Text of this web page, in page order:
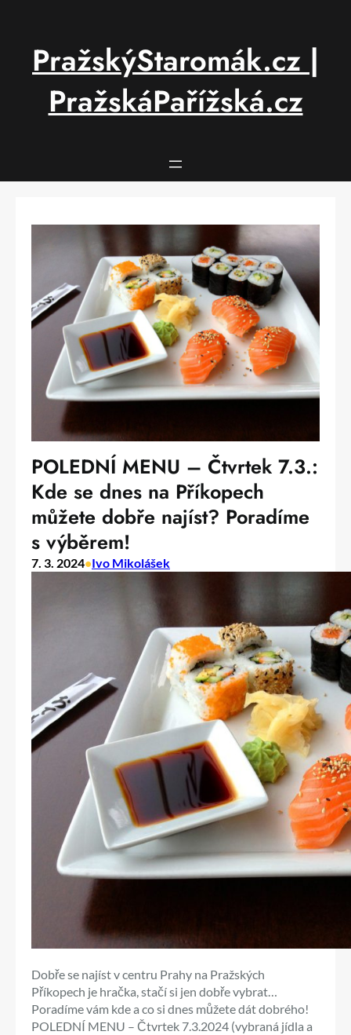
PražskýStaromák.cz |
PražskáPařížská.cz
POLEDNÍ MENU – Čtvrtek 7.3.:
Kde se dnes na Příkopech
můžete dobře najíst? Poradíme
s výběrem!
7. 3. 2024•Ivo Mikolášek
Dobře se najíst v centru Prahy na Pražských
Příkopech je hračka, stačí si jen dobře vybrat…
Poradíme vám kde a co si dnes můžete dát dobrého!
POLEDNÍ MENU – Čtvrtek 7.3.2024 (vybraná jídla a